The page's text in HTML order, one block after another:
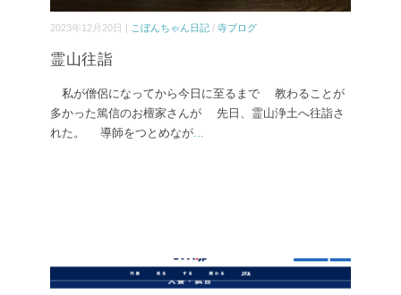
2023年12月20日 | こぼんちゃん日記 / 寺ブログ
霊山往詣
私が僧侶になってから今日に至るまで 教わることが
多かった篤信のお檀家さんが 先日、霊山浄土へ往詣さ
れた。 導師をつとめなが...